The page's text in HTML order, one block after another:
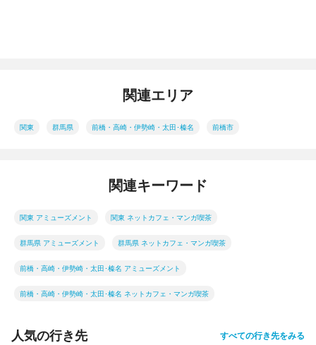
関連エリア
関東 群馬県 前橋・高崎・伊勢崎・太田･榛名 前橋市
関連キーワード
関東 アミューズメント 関東 ネットカフェ・マンガ喫茶
群馬県 アミューズメント 群馬県 ネットカフェ・マンガ喫茶
前橋・高崎・伊勢崎・太田･榛名 アミューズメント
前橋・高崎・伊勢崎・太田･榛名 ネットカフェ・マンガ喫茶
人気の行き先 すべての行き先をみる